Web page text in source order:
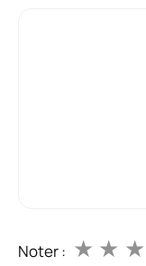
Noter : ★
★
★